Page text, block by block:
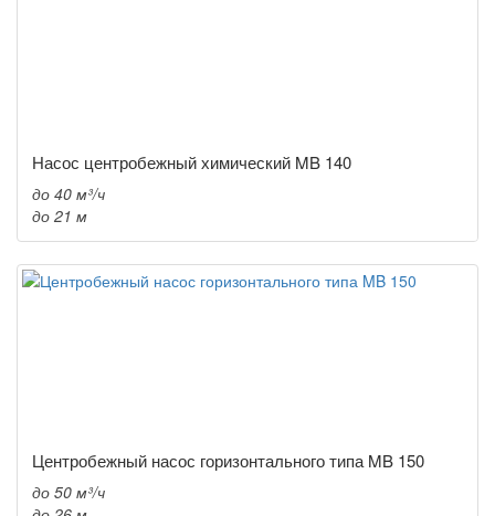
Насос центробежный химический MB 140
до 40 м³/ч
до 21 м
Центробежный насос горизонтального типа MB 150
до 50 м³/ч